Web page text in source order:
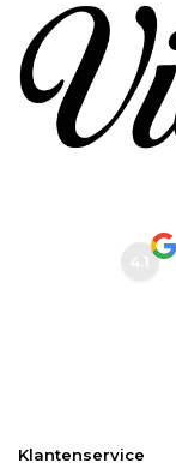
Klantenservice